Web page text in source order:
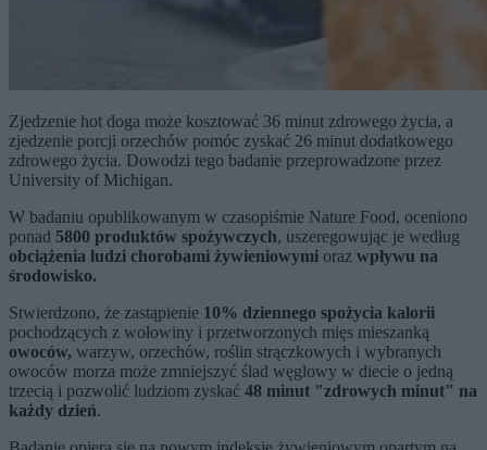
Zjedzenie hot doga może kosztować 36 minut zdrowego życia, a
zjedzenie porcji orzechów pomóc zyskać 26 minut dodatkowego
zdrowego życia. Dowodzi tego badanie przeprowadzone przez
University of Michigan.
W badaniu opublikowanym w czasopiśmie Nature Food, oceniono
ponad 5800 produktów spożywczych, uszeregowując je według
obciążenia ludzi chorobami żywieniowymi oraz wpływu na
środowisko.
Stwierdzono, że zastąpienie 10% dziennego spożycia kalorii
pochodzących z wołowiny i przetworzonych mięs mieszanką
owoców, warzyw, orzechów, roślin strączkowych i wybranych
owoców morza może zmniejszyć ślad węglowy w diecie o jedną
trzecią i pozwolić ludziom zyskać 48 minut "zdrowych minut" na
każdy dzień.